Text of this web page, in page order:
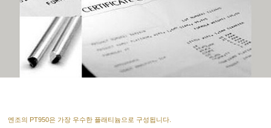
엔조의 PT950은 가장 우수한 플래티늄으로 구성됩니다.